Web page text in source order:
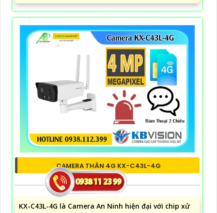
CAMERA THÂN 4G KX-C43L-4G
5%-35%
liên hệ
KX-C43L-4G là Camera An Ninh hiện đại với chip xử